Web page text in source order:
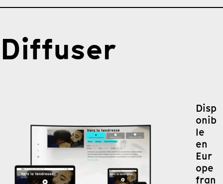
Diffuser
Disp
onib
le
en
Eur
ope
fran